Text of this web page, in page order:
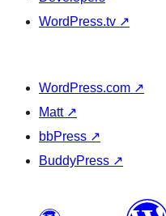
WordPress.tv ↗
WordPress.com ↗
Matt ↗
bbPress ↗
BuddyPress ↗